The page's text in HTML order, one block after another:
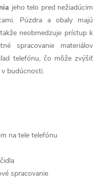
jeho telo pred nežiadúcim
Púzdra a obaly majú
neobmedzuje prístup k
spracovanie materiálov
telefónu, čo môže zvýšiť
v budúcnosti.
na tele telefónu
spracovanie